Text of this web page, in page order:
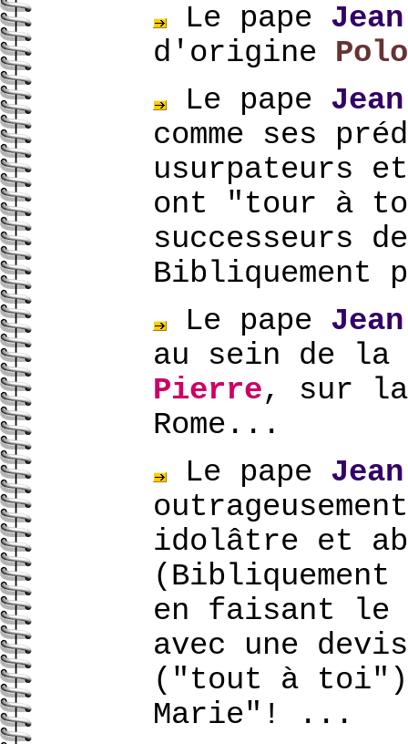
Le pape
d'origine
Le pape
comme ses
usurpateurs
ont "tour à
successeurs
Bibliquement
Le pape
au sein de la
Pierre, sur
Rome...
Le pape
idolâtre et
en faisant le
avec une
("tout à
Marie"! ...